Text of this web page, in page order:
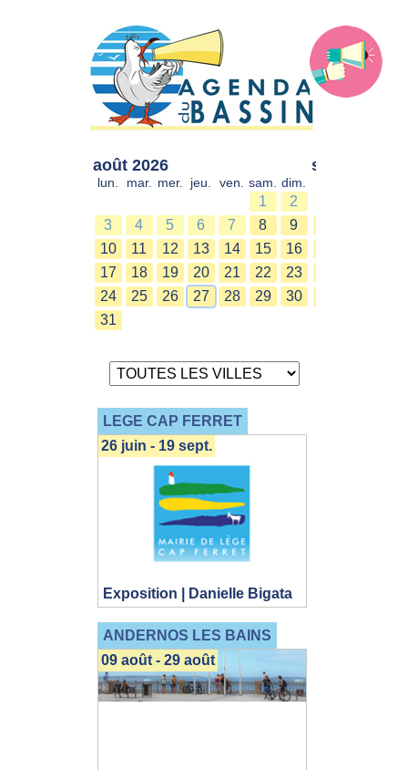
août 2026
lun. mar. mer. jeu. ven. sam. dim.
1
2
3
4 5 6 7 8
9
10
11 12 13 14 15
16
17
18 19 20 21 22
23
24
25 26 27 28 29
30
31
sept. 2026
LEGE CAP FERRET
Exposition | Danielle Bigata
26 juin - 19 sept.
ANDERNOS LES BAINS
09 août - 29 août